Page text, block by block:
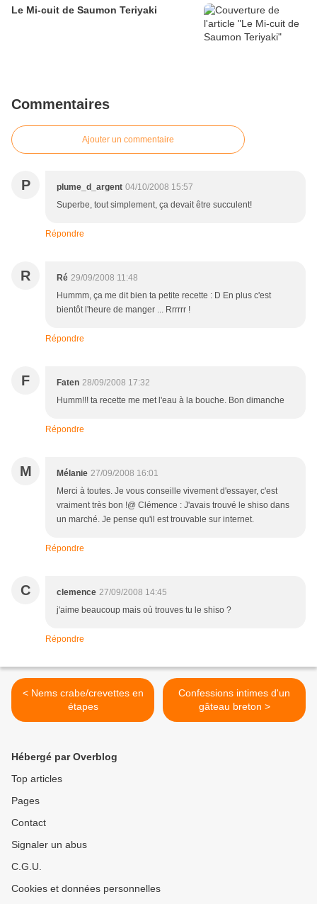
Le Mi-cuit de Saumon Teriyaki
Commentaires
Ajouter un commentaire
P plume_d_argent 04/10/2008 15:57
Superbe, tout simplement, ça devait être succulent!
Répondre
R Ré 29/09/2008 11:48
Hummm, ça me dit bien ta petite recette : D En plus c'est
bientôt l'heure de manger ... Rrrrrr !
Répondre
F Faten 28/09/2008 17:32
Humm!!! ta recette me met l'eau à la bouche. Bon dimanche
Répondre
M Mélanie 27/09/2008 16:01
Merci à toutes. Je vous conseille vivement d'essayer, c'est
vraiment très bon !@ Clémence : J'avais trouvé le shiso dans
un marché. Je pense qu'il est trouvable sur internet.
Répondre
C clemence 27/09/2008 14:45
j'aime beaucoup mais où trouves tu le shiso ?
Répondre
< Nems crabe/crevettes en
étapes
Confessions intimes d'un
gâteau breton >
Hébergé par Overblog
Top articles
Pages
Contact
Signaler un abus
C.G.U.
Cookies et données personnelles